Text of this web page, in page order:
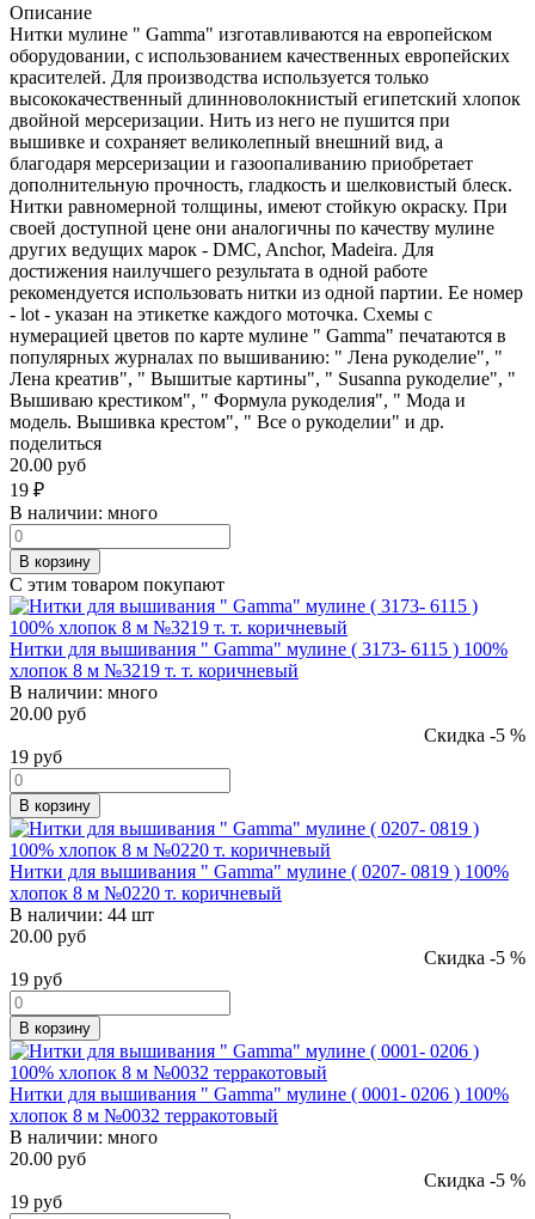
Описание
Нитки мулине " Gamma" изготавливаются на европейском
оборудовании, с использованием качественных европейских
красителей. Для производства используется только
высококачественный длинноволокнистый египетский хлопок
двойной мерсеризации. Нить из него не пушится при
вышивке и сохраняет великолепный внешний вид, а
благодаря мерсеризации и газоопаливанию приобретает
дополнительную прочность, гладкость и шелковистый блеск.
Нитки равномерной толщины, имеют стойкую окраску. При
своей доступной цене они аналогичны по качеству мулине
других ведущих марок - DMC, Anchor, Madeira. Для
достижения наилучшего результата в одной работе
рекомендуется использовать нитки из одной партии. Ее номер
- lot - указан на этикетке каждого моточка. Схемы с
нумерацией цветов по карте мулине " Gamma" печатаются в
популярных журналах по вышиванию: " Лена рукоделие", "
Лена креатив", " Вышитые картины", " Susanna рукоделие", "
Вышиваю крестиком", " Формула рукоделия", " Мода и
модель. Вышивка крестом", " Все о рукоделии" и др.
поделиться
20.00 руб
19 ₽
В наличии: много
В корзину
С этим товаром покупают
Нитки для вышивания " Gamma" мулине ( 3173- 6115 ) 100%
хлопок 8 м №3219 т. т. коричневый
В наличии: много
20.00 руб
Скидка -5 %
19 руб
В корзину
Нитки для вышивания " Gamma" мулине ( 0207- 0819 ) 100%
хлопок 8 м №0220 т. коричневый
В наличии: 44 шт
20.00 руб
Скидка -5 %
19 руб
В корзину
Нитки для вышивания " Gamma" мулине ( 0001- 0206 ) 100%
хлопок 8 м №0032 терракотовый
В наличии: много
20.00 руб
Скидка -5 %
19 руб